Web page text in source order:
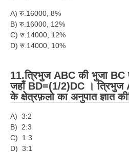
RRB लोको पायलट - ALP
RRB रेलवे ग्रुप-डी
मनोवैज्ञानिक परीक्षण - PSYCHO
A) रु.16000, 8%
B) रु.16000, 12%
C) रु.14000, 12%
D) रु.14000, 10%
11.त्रिभुज ABC की भुजा BC
जहाँ BD=(1/2)DC ।
के क्षेत्रफ़लो का अनुपात ज्ञात
A) 3:2
B) 2:3
C) 1:3
D) 3:1